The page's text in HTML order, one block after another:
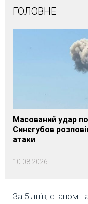
ГОЛОВНЕ
Масований удар
Синєгубов
атаки
10.08.2026
За 5 днів, станом